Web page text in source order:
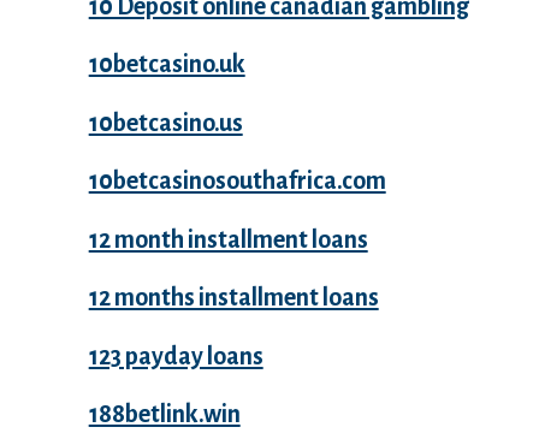
10 Deposit online canadian gambling
10betcasino.uk
10betcasino.us
10betcasinosouthafrica.com
12 month installment loans
12 months installment loans
123 payday loans
188betlink.win